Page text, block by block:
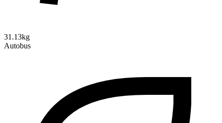
31.13kg
Autobus